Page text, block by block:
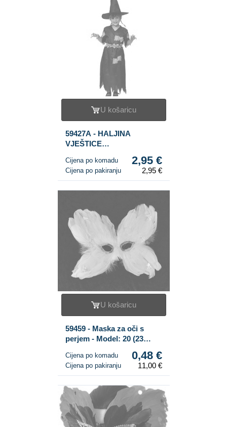
U košaricu
59427A - HALJINA
VJEŠTICE
DJECU - VELIČINA 98
Cijena po komadu 2,95 €
Cijena po pakiranju 2,95 €
U košaricu
59459 - Maska za oči s
perjem - Model: 20 (23
Cijena po komadu 0,48 €
Cijena po pakiranju 11,00 €